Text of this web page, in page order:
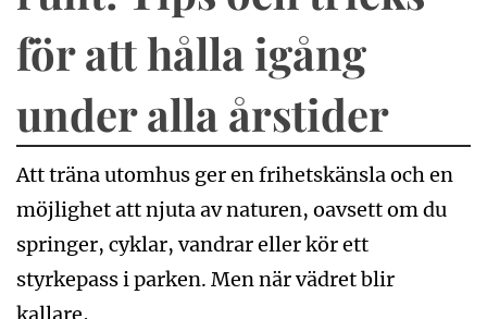
för att hålla igång
under alla årstider
Att träna utomhus ger en frihetskänsla och en
möjlighet att njuta av naturen, oavsett om du
springer, cyklar, vandrar eller kör ett
styrkepass i parken. Men när vädret blir